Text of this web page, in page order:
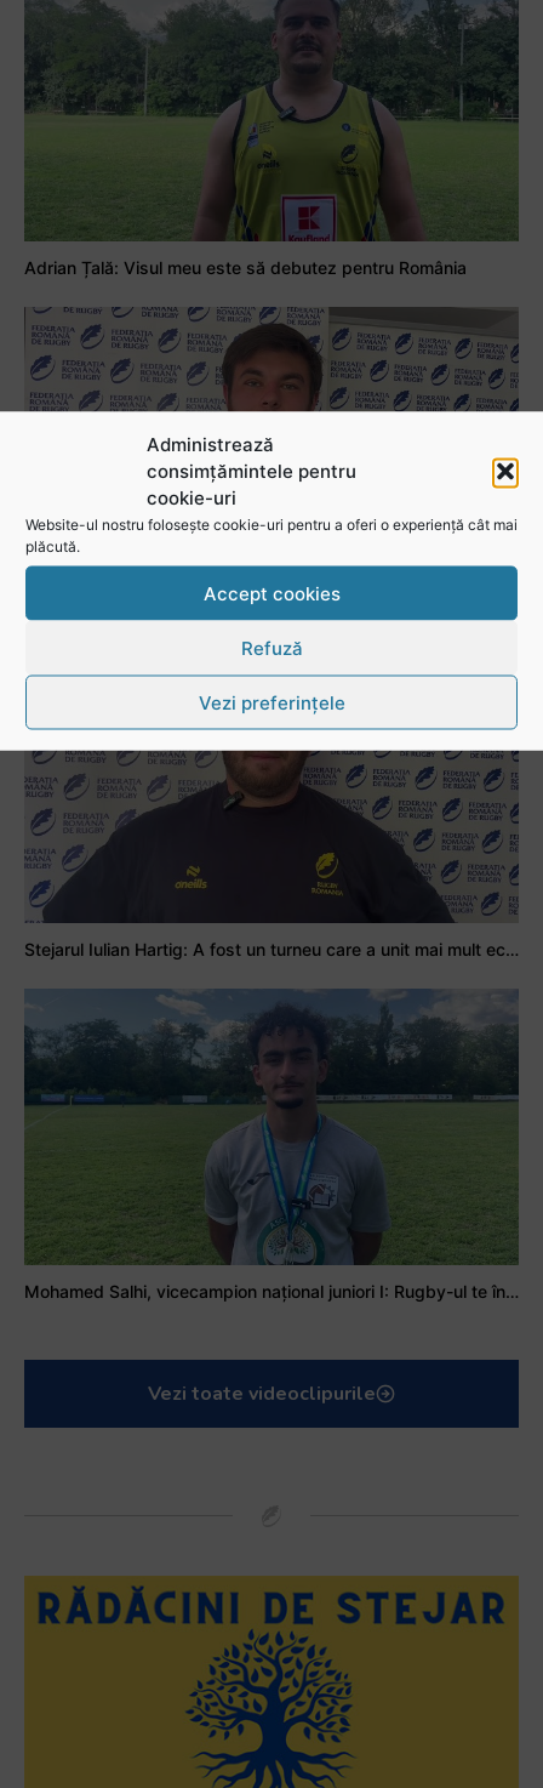
Administrează
consimțămintele pentru
cookie-uri
Website-ul nostru folosește cookie-uri pentru a oferi o experiență cât mai
plăcută.
Accept cookies
Refuză
Vezi preferințele
Adrian Țală: Visul meu este să debutez pentru România
Stejarul Iulian Hartig: A fost un turneu care a unit mai mult echipa
Mohamed Salhi, vicecampion național juniori I: Rugby-ul te învață să accepți și înfrângerile
Vezi toate videoclipurile